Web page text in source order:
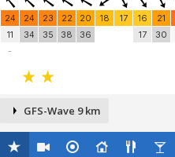
24 24 23 22 20 18 17 16 21
11
34 35 38 36 17 30
-
GFS-Wave 9 km